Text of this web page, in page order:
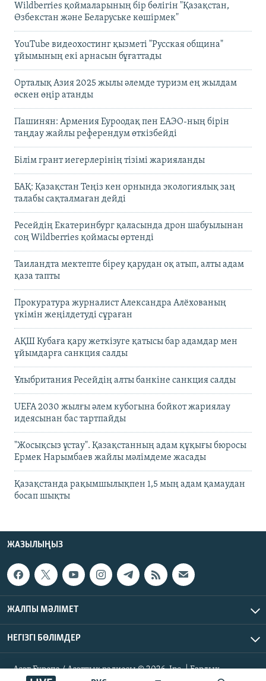
Wildberries қоймаларының бір бөлігін "Қазақстан,
Өзбекстан және Беларуське көшірмек"
YouTube видеохостинг қызметі "Русская община"
ұйымының екі арнасын бұғаттады
Орталық Азия 2025 жылы әлемде туризм ең жылдам
өскен өңір атанды
Пашинян: Армения Еуроодақ пен ЕАЭО-ның бірін
таңдау жайлы референдум өткізбейді
Білім грант иегерлерінің тізімі жарияланды
БАҚ: Қазақстан Теңіз кен орнында экологиялық заң
талабы сақталмаған дейді
Ресейдің Екатеринбург қаласында дрон шабуылынан
соң Wildberries қоймасы өртенді
Таиландта мектепте біреу қарудан оқ атып, алты адам
қаза тапты
Прокуратура журналист Александра Алёхованың
үкімін жеңілдетуді сұраған
АҚШ Кубаға қару жеткізуге қатысы бар адамдар мен
ұйымдарға санкция салды
Ұлыбритания Ресейдің алты банкіне санкция салды
UEFA 2030 жылғы әлем кубогына бойкот жариялау
идеясынан бас тартпайды
"Жосықсыз ұстау". Қазақстанның адам құқығы бюросы
Ермек Нарымбаев жайлы мәлімдеме жасады
Қазақстанда рақымшылықпен 1,5 мың адам қамаудан
босап шықты
ЖАЗЫЛЫҢЫЗ
ЖАЛПЫ МӘЛІМЕТ
НЕГІЗГІ БӨЛІМДЕР
Азат Еуропа / Азаттық радиосы © 2026, Inc. | Барлық